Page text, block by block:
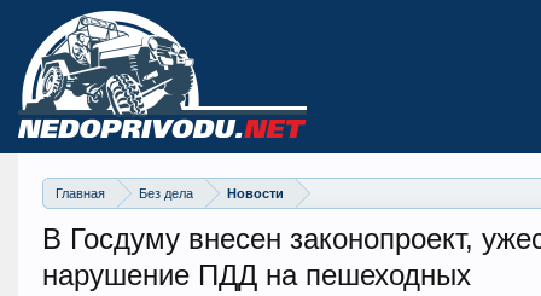
Главная Без дела Новости
В Госдуму внесен законопроект,
нарушение ПДД на пешеходных